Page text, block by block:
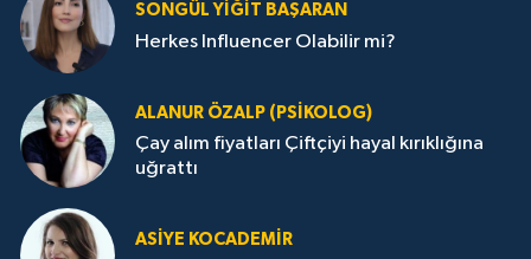
SONGÜL YIĞIT BAŞARAN
Herkes Influencer Olabilir mi?
ALANUR ÖZALP (PSIKOLOG)
Çay alım fiyatları Çiftçiyi hayal kırıklığına
uğrattı
ASIYE KOCADEMİR